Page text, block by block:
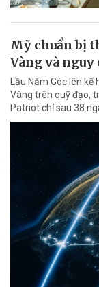
Mỹ chuẩn bị
Vàng và
Lầu Năm Góc lên
Vàng trên quỹ đạo,
Patriot chỉ sau 38